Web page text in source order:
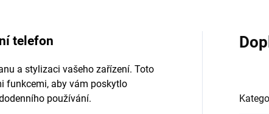
telefon
a stylizaci vašeho zařízení. Toto
funkcemi, aby vám poskytlo
používání.